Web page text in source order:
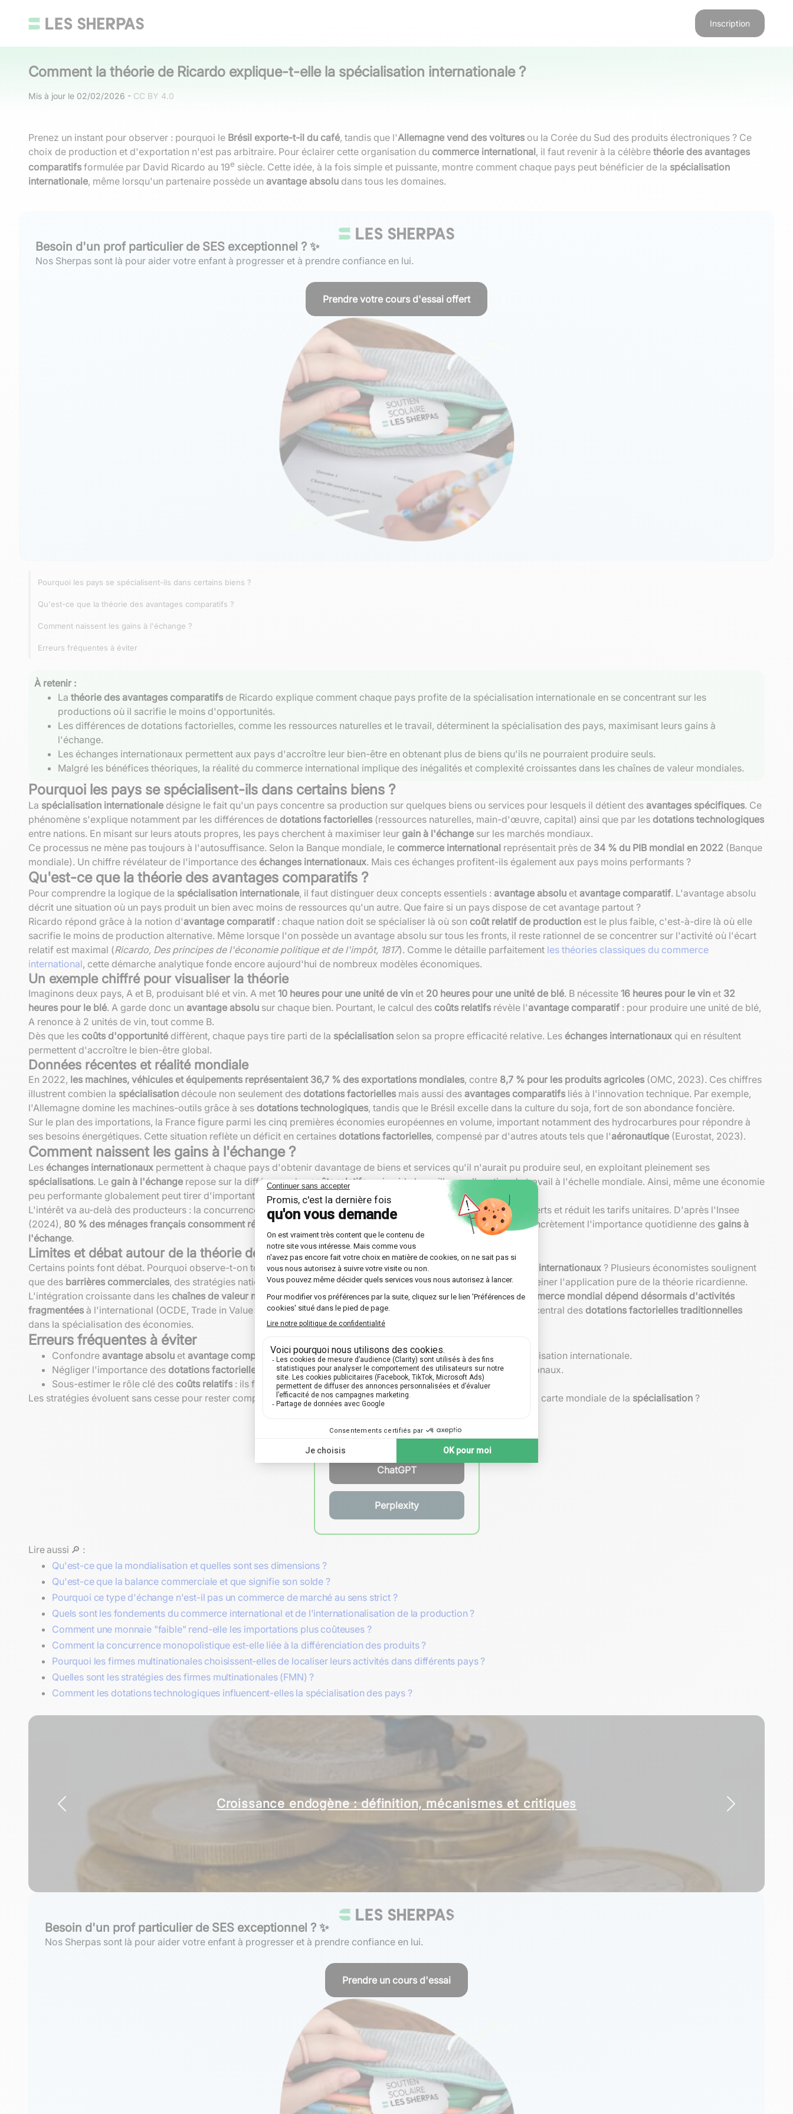
Inscription
Comment la théorie de Ricardo explique-t-elle la spécialisation internationale ?
Mis à jour le 02/02/2026 - CC BY 4.0
Prenez un instant pour observer : pourquoi le Brésil exporte-t-il du café, tandis que l'Allemagne vend des voitures ou la Corée du Sud des produits électroniques ? Ce
choix de production et d'exportation n'est pas arbitraire. Pour éclairer cette organisation du commerce international, il faut revenir à la célèbre théorie des avantages
comparatifs formulée par David Ricardo au 19e siècle. Cette idée, à la fois simple et puissante, montre comment chaque pays peut bénéficier de la spécialisation
internationale, même lorsqu'un partenaire possède un avantage absolu dans tous les domaines.
Besoin d'un prof particulier de SES exceptionnel ? ✨
Nos Sherpas sont là pour aider votre enfant à progresser et à prendre confiance en lui.
Prendre votre cours d'essai offert
Pourquoi les pays se spécialisent-ils dans certains biens ?
Qu'est-ce que la théorie des avantages comparatifs ?
Comment naissent les gains à l'échange ?
Erreurs fréquentes à éviter
À retenir :
La théorie des avantages comparatifs de Ricardo explique comment chaque pays profite de la spécialisation internationale en se concentrant sur les
productions où il sacrifie le moins d'opportunités.
Les différences de dotations factorielles, comme les ressources naturelles et le travail, déterminent la spécialisation des pays, maximisant leurs gains à
l'échange.
Les échanges internationaux permettent aux pays d'accroître leur bien-être en obtenant plus de biens qu'ils ne pourraient produire seuls.
Malgré les bénéfices théoriques, la réalité du commerce international implique des inégalités et complexité croissantes dans les chaînes de valeur mondiales.
Pourquoi les pays se spécialisent-ils dans certains biens ?
La spécialisation internationale désigne le fait qu'un pays concentre sa production sur quelques biens ou services pour lesquels il détient des avantages spécifiques. Ce
phénomène s'explique notamment par les différences de dotations factorielles (ressources naturelles, main-d'œuvre, capital) ainsi que par les dotations technologiques
entre nations. En misant sur leurs atouts propres, les pays cherchent à maximiser leur gain à l'échange sur les marchés mondiaux.
Ce processus ne mène pas toujours à l'autosuffisance. Selon la Banque mondiale, le commerce international représentait près de 34 % du PIB mondial en 2022 (Banque
mondiale). Un chiffre révélateur de l'importance des échanges internationaux. Mais ces échanges profitent-ils également aux pays moins performants ?
Qu'est-ce que la théorie des avantages comparatifs ?
Pour comprendre la logique de la spécialisation internationale, il faut distinguer deux concepts essentiels : avantage absolu et avantage comparatif. L'avantage absolu
décrit une situation où un pays produit un bien avec moins de ressources qu'un autre. Que faire si un pays dispose de cet avantage partout ?
Ricardo répond grâce à la notion d'avantage comparatif : chaque nation doit se spécialiser là où son coût relatif de production est le plus faible, c'est-à-dire là où elle
sacrifie le moins de production alternative. Même lorsque l'on possède un avantage absolu sur tous les fronts, il reste rationnel de se concentrer sur l'activité où l'écart
relatif est maximal (Ricardo, Des principes de l'économie politique et de l'impôt, 1817). Comme le détaille parfaitement les théories classiques du commerce
international, cette démarche analytique fonde encore aujourd'hui de nombreux modèles économiques.
Un exemple chiffré pour visualiser la théorie
Imaginons deux pays, A et B, produisant blé et vin. A met 10 heures pour une unité de vin et 20 heures pour une unité de blé. B nécessite 16 heures pour le vin et 32
heures pour le blé. A garde donc un avantage absolu sur chaque bien. Pourtant, le calcul des coûts relatifs révèle l'avantage comparatif : pour produire une unité de blé,
A renonce à 2 unités de vin, tout comme B.
Dès que les coûts d'opportunité diffèrent, chaque pays tire parti de la spécialisation selon sa propre efficacité relative. Les échanges internationaux qui en résultent
permettent d'accroître le bien-être global.
Données récentes et réalité mondiale
En 2022, les machines, véhicules et équipements représentaient 36,7 % des exportations mondiales, contre 8,7 % pour les produits agricoles (OMC, 2023). Ces chiffres
illustrent combien la spécialisation découle non seulement des dotations factorielles mais aussi des avantages comparatifs liés à l'innovation technique. Par exemple,
l'Allemagne domine les machines-outils grâce à ses dotations technologiques, tandis que le Brésil excelle dans la culture du soja, fort de son abondance foncière.
Sur le plan des importations, la France figure parmi les cinq premières économies européennes en volume, important notamment des hydrocarbures pour répondre à
ses besoins énergétiques. Cette situation reflète un déficit en certaines dotations factorielles, compensé par d'autres atouts tels que l'aéronautique (Eurostat, 2023).
Comment naissent les gains à l'échange ?
Les échanges internationaux permettent à chaque pays d'obtenir davantage de biens et services qu'il n'aurait pu produire seul, en exploitant pleinement ses
spécialisations. Le gain à l'échange repose sur la différence descoûts relatifs, qui guide la meilleure allocation du travail à l'échelle mondiale. Ainsi, même une économie
peu performante globalement peut tirer d'importants profits de laspécialisation internationale
L'intérêt va au-delà des producteurs : la concurrence issue ducommerce international
élargit la variété des biens offerts et réduit les tarifs unitaires. D'après l'Insee
(2024), 80 % des ménages français consomment régulièrement des biens manufacturés étrangers , ce qui illustre concrètement l'importance quotidienne des gains à
l'échange.
Limites et débat autour de la théorie de Ricardo
Certains points font débat. Pourquoi observe-t-on toujours autant d'inégalitésmalgré la multiplication des échanges internationaux ? Plusieurs économistes soulignent
que des barrières commerciales, des stratégies nationales ou encore la montée en gamme technologique peuvent freiner l'application pure de la théorie ricardienne.
L'intégration croissante dans les chaînes de valeur mondialescomplexifie également la donne. Près de70 % du commerce mondial dépend désormais d'activités
fragmentées à l'international (OCDE, Trade in Value Added, 2023). Cette évolution remet parfois en question le rôle central des dotations factorielles traditionnelles
dans la spécialisation des économies.
Erreurs fréquentes à éviter
Confondre avantage absolu et avantage comparatif: même sans avantage absolu, un pays profite de la spécialisation internationale.
Négliger l'importance des dotations factorielles technologiquesdans la structuration des échanges internationaux.
Sous-estimer le rôle clé des coûts relatifs : ils fondent lesavantages comparatifs, pas la performance brute.
Les stratégies évoluent sans cesse pour rester compétitif : quels nouveaux facteurs pourraient demain transformer la carte mondiale de la spécialisation ?
Explorez ce contenu avec l'IA !
ChatGPT
Perplexity
Lire aussi 🔎 :
Qu'est-ce que la mondialisation et quelles sont ses dimensions ?
Qu'est-ce que la balance commerciale et que signifie son solde ?
Pourquoi ce type d'échange n'est-il pas un commerce de marché au sens strict ?
Quels sont les fondements du commerce international et de l'internationalisation de la production ?
Comment une monnaie "faible" rend-elle les importations plus coûteuses ?
Comment la concurrence monopolistique est-elle liée à la différenciation des produits ?
Pourquoi les firmes multinationales choisissent-elles de localiser leurs activités dans différents pays ?
Quelles sont les stratégies des firmes multinationales (FMN) ?
Comment les dotations technologiques influencent-elles la spécialisation des pays ?
Croissance endogène : définition, mécanismes et critiques
Adam Smith : père de l’économie moderne et de la main invisible
Besoin d'un prof particulier de SES exceptionnel ? ✨
Nos Sherpas sont là pour aider votre enfant à progresser et à prendre confiance en lui.
Prendre un cours d'essai